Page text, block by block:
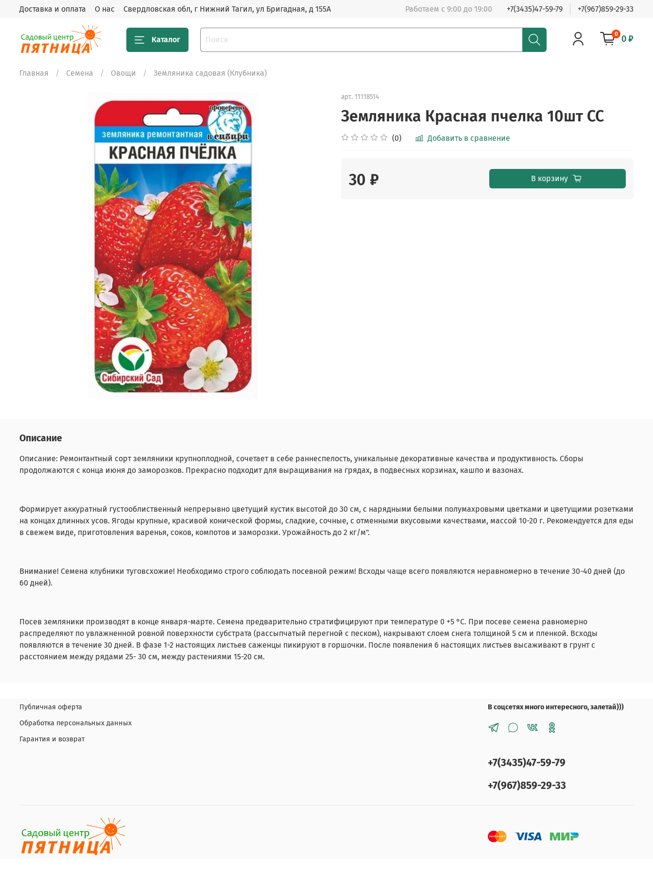
Доставка и оплата О нас Свердловская обл, г Нижний Тагил, ул Бригадная, д 155А Работаем с 9:00 до 19:00 +7(3435)47-59-79 +7(967)859-29-33
Каталог
0 0 ₽
Главная Семена Овощи Земляника садовая (Клубника)
арт. 11118514
Земляника Красная пчелка 10шт СС
(0) Добавить в сравнение
30 ₽ В корзину
Описание
Описание: Ремонтантный сорт земляники крупноплодной, сочетает в себе раннеспелость, уникальные декоративные качества и продуктивность. Сборы
продолжаются с конца июня до заморозков. Прекрасно подходит для выращивания на грядах, в подвесных корзинах, кашпо и вазонах.
Формирует аккуратный густооблиственный непрерывно цветущий кустик высотой до 30 см, с нарядными белыми полумахровыми цветками и цветущими розетками
на концах длинных усов. Ягоды крупные, красивой конической формы, сладкие, сочные, с отменными вкусовыми качествами, массой 10-20 г. Рекомендуется для еды
в свежем виде, приготовления варенья, соков, компотов и заморозки. Урожайность до 2 кг/м".
Внимание! Семена клубники туговсхожие! Необходимо строго соблюдать посевной режим! Всходы чаще всего появляются неравномерно в течение 30-40 дней (до
60 дней).
Посев земляники производят в конце января-марте. Семена предварительно стратифицируют при температуре 0 +5 °С. При посеве семена равномерно
распределяют по увлажненной ровной поверхности субстрата (рассыпчатый перегной с песком), накрывают слоем снега толщиной 5 см и пленкой. Всходы
появляются в течение 30 дней. В фазе 1-2 настоящих листьев саженцы пикируют в горшочки. После появления 6 настоящих листьев высаживают в грунт с
расстоянием между рядами 25- 30 см, между растениями 15-20 см.
Публичная оферта
Обработка персональных данных
Гарантия и возврат
В соцсетях много интересного, залетай)))
+7(3435)47-59-79
+7(967)859-29-33